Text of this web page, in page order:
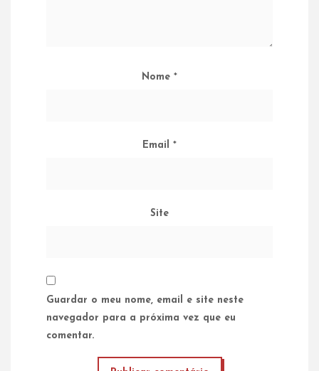
Nome *
Email *
Site
Guardar o meu nome, email e site neste
navegador para a próxima vez que eu
comentar.